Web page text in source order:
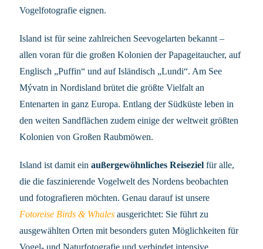
Vogelfotografie eignen.
Island ist für seine zahlreichen Seevogelarten bekannt –
allen voran für die großen Kolonien der Papageitaucher, auf
Englisch „Puffin“ und auf Isländisch „Lundi“. Am See
Mývatn in Nordisland brütet die größte Vielfalt an
Entenarten in ganz Europa. Entlang der Südküste leben in
den weiten Sandflächen zudem einige der weltweit größten
Kolonien von Großen Raubmöwen.
Island ist damit ein außergewöhnliches Reiseziel für alle,
die die faszinierende Vogelwelt des Nordens beobachten
und fotografieren möchten. Genau darauf ist unsere
Fotoreise Birds & Whales ausgerichtet: Sie führt zu
ausgewählten Orten mit besonders guten Möglichkeiten für